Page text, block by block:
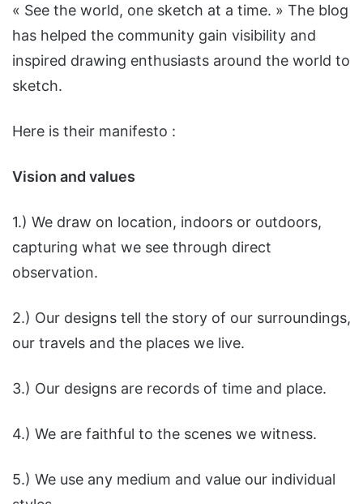
« See the world, one sketch at a time. » The blog
has helped the community gain visibility and
inspired drawing enthusiasts around the world to
sketch.
Here is their manifesto :
Vision and values
1.) We draw on location, indoors or outdoors,
capturing what we see through direct
observation.
2.) Our designs tell the story of our surroundings,
our travels and the places we live.
3.) Our designs are records of time and place.
4.) We are faithful to the scenes we witness.
5.) We use any medium and value our individual